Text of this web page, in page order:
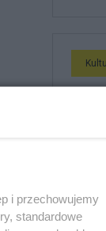
Blogi na
i przechowujemy
standardowe